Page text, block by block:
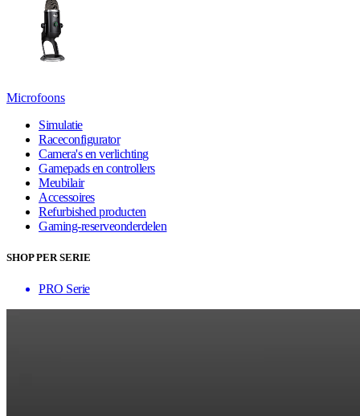
Microfoons
Simulatie
Raceconfigurator
Camera's en verlichting
Gamepads en controllers
Meubilair
Accessoires
Refurbished producten
Gaming-reserveonderdelen
SHOP PER SERIE
PRO Serie